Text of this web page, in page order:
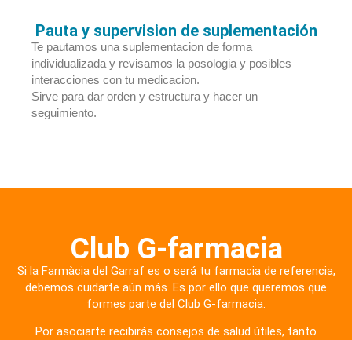
Pauta y supervision de suplementación
Te pautamos una suplementacion de forma
individualizada y revisamos la posologia y posibles
interacciones con tu medicacion.
Sirve para dar orden y estructura y hacer un
seguimiento.
Club G-farmacia
Si la Farmàcia del Garraf es o será tu farmacia de referencia,
debemos cuidarte aún más. Es por ello que queremos que
formes parte del Club G-farmacia.
Por asociarte recibirás consejos de salud útiles, tanto